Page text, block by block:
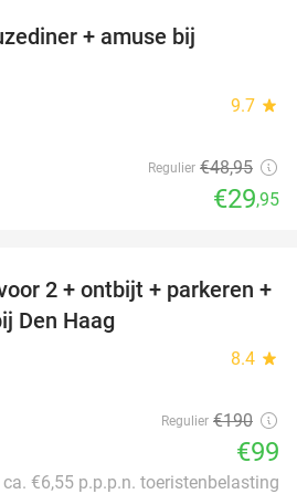
+ amuse bij
9.7 star
Regulier €48,95
€29,95
48%
2 + ontbijt + parkeren +
Den Haag
8.4 star
Regulier €190
€99
ca. €6,55 p.p.p.n. toeristenbelasting